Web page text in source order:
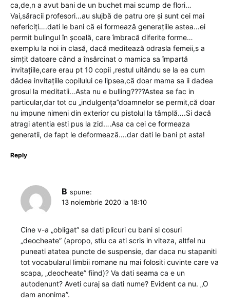
ca,de,n a avut bani de un buchet mai scump de flori…
Vai,săracii profesori…au slujbă de patru ore și sunt cei mai
nefericiți….dati le bani că ei formează generațiile astea…ei
permit bulingul în școală, care îmbracă diferite forme…
exemplu la noi in clasă, dacă meditează odrasla femeii,s a
simțit datoare când a însărcinat o mamica sa împartă
invitațiile,care erau pt 10 copii ,restul uitându se la ea cum
dădea invitațiile copilului ce lipsea,că doar mama sa ii dadea
grosul la meditatii…Asta nu e bulling????Astea se fac in
particular,dar tot cu „indulgența”doamnelor se permit,că doar
nu impune nimeni din exterior cu pistolul la tâmplă….Si dacă
atragi atentia esti pus la zid….Asa ca cei ce formeaza
generatii, de fapt le deformează….dar dati le bani pt asta!
Reply
B spune:
13 noiembrie 2020 la 18:10
Cine v-a „obligat” sa dati plicuri cu bani si cosuri
„deocheate” (apropo, stiu ca ati scris in viteza, altfel nu
puneati atatea puncte de suspensie, dar daca nu stapaniti
tot vocabularul limbii romane nu mai folositi cuvinte care va
scapa, „deocheate” fiind)? Va dati seama ca e un
autodenunt? Aveti curaj sa dati nume? Evident ca nu. „O
dam anonima”.